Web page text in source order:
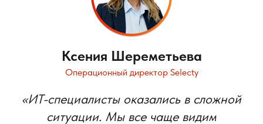
Ксения Шереметьева
Операционный директор Selecty
«ИТ-специалисты оказались в сложной
ситуации. Мы все чаще видим